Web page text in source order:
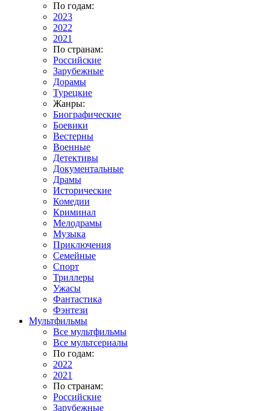
По годам:
2023
2022
2021
По странам:
Российские
Зарубежные
Дорамы
Турецкие
Жанры:
Биографические
Боевики
Вестерны
Военные
Детективы
Документальные
Драмы
Исторические
Комедии
Криминал
Мелодрамы
Музыка
Приключения
Семейные
Спорт
Триллеры
Ужасы
Фантастика
Фэнтези
Мультфильмы
Все мультфильмы
Все мультсериалы
По годам:
2022
2021
По странам:
Российские
Зарубежные